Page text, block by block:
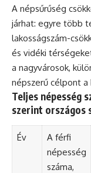
A népsűrűség
járhat: egyre több
lakosságszám-
és vidéki
a nagyvárosok,
népszerű célpont
Teljes népesség
szerint országos
Év
A férfi
népesség
száma,